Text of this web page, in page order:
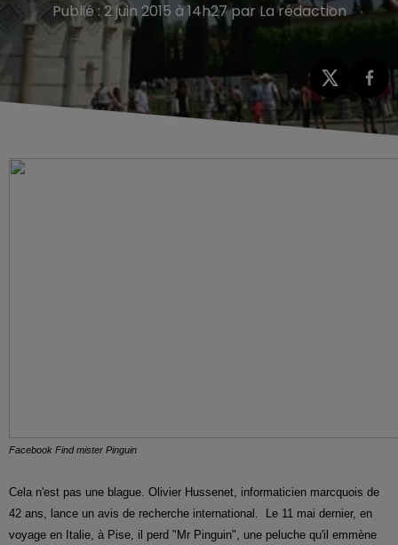
Publié : 2 juin 2015 à 14h27 par La rédaction
Facebook Find mister Pinguin
Cela n'est pas une blague. Olivier Hussenet, informaticien marcquois de
42 ans, lance un avis de recherche international. Le 11 mai dernier, en
voyage en Italie, à Pise, il perd "Mr Pinguin", une peluche qu'il emmène